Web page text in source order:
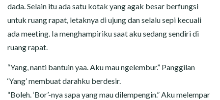
dada. Selain itu ada satu kotak yang agak besar berfungsi
untuk ruang rapat, letaknya di ujung dan selalu sepi kecuali
ada meeting. Ia menghampiriku saat aku sedang sendiri di
ruang rapat.
“Yang, nanti bantuin yaa. Aku mau ngelembur.” Panggilan
‘Yang’ membuat darahku berdesir.
“Boleh. ‘Bor’-nya sapa yang mau dilempengin.” Aku melempar